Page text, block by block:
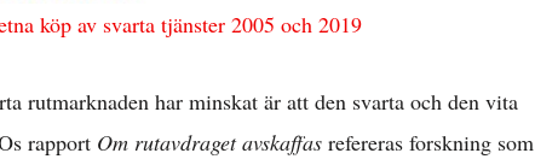
»
köp av svarta tjänster 2005 och 2019
rutmarknaden har minskat är att den svarta och den vita
rapport Om rutavdraget avskaffas refereras forskning som